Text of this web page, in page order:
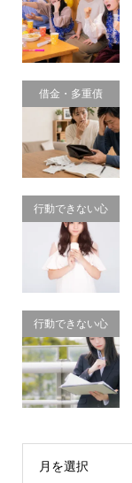
考法
借金・多重債
務・金銭感覚
行動できない心
理・思い込み
行動できない心
理・思い込み
月を選択